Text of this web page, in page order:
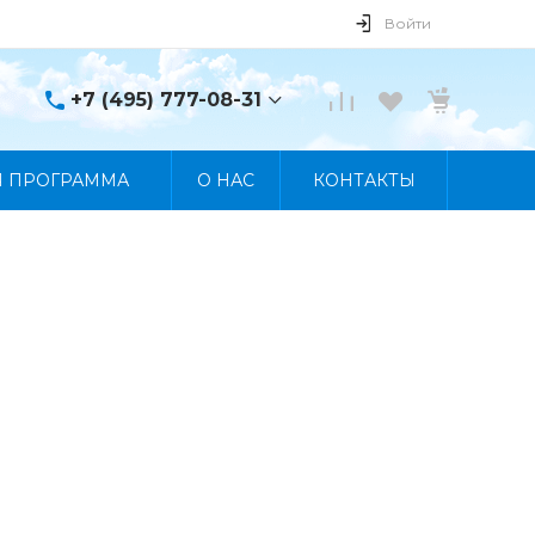
Войти
+7 (495) 777-08-31
+7 (495) 777-08-31
ПРОГРАММА О НАС КОНТАКТЫ